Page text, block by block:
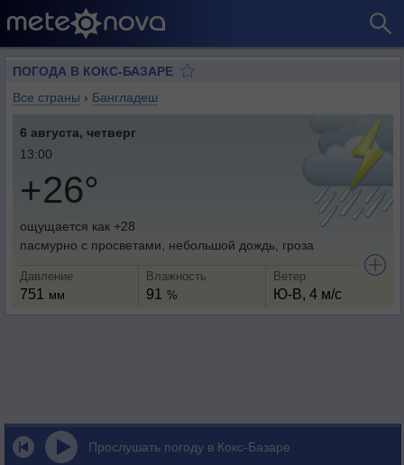
ПОГОДА В КОКС-БАЗАРЕ
Все страны › Бангладеш
6 августа, четверг
13:00
+26°
ощущается как +28
пасмурно с просветами, небольшой дождь, гроза
Давление
751 мм
Влажность
91 %
Ветер
Ю-В, 4 м/с
Прослушать погоду в Кокс-Базаре